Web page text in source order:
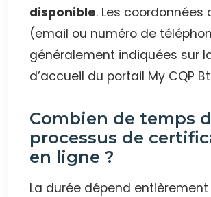
disponible. Les
(email ou numéro de
généralement indiquées sur
d’accueil du portail My CQP
Combien de temps
processus de
en ligne ?
La durée dépend entièrement